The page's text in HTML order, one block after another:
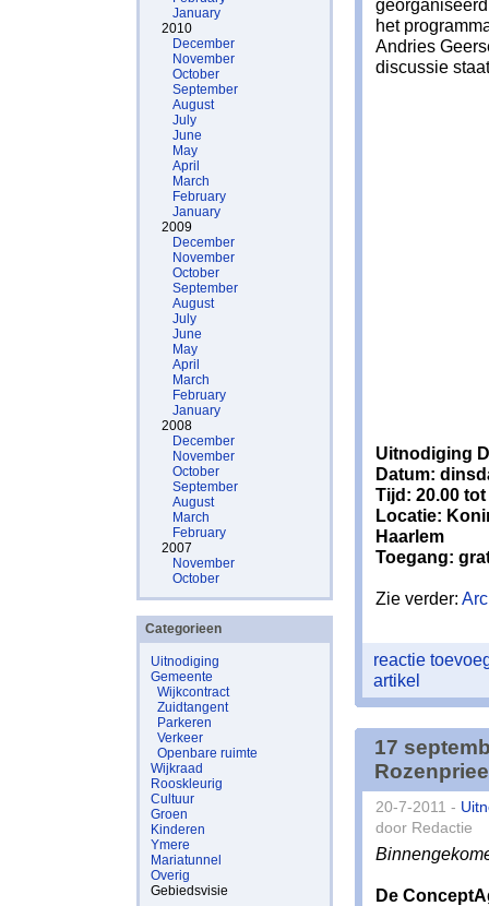
January
2010
December
November
October
September
August
July
June
May
April
March
February
January
2009
December
November
October
September
August
July
June
May
April
March
February
January
2008
December
November
October
September
August
March
February
2007
November
October
Categorieen
Uitnodiging
Gemeente
Wijkcontract
Zuidtangent
Parkeren
Verkeer
Openbare ruimte
Wijkraad
Rooskleurig
Cultuur
Groen
Kinderen
Ymere
Mariatunnel
Overig
Gebiedsvisie
het
Andries
discussie
Uitnodiging
Datum:
Tijd: 20.00
Locatie:
Haarlem
Toegang:
Zie verder:
reactie
artikel
17
20-7-2011 -
door Redactie
De